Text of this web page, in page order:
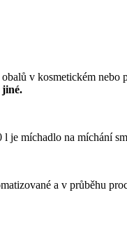
v kosmetickém
jiné.
je míchadlo na míchání
a v průběhu